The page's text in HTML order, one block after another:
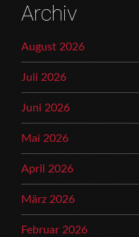
Archiv
August 2026
Juli 2026
Juni 2026
Mai 2026
April 2026
März 2026
Februar 2026